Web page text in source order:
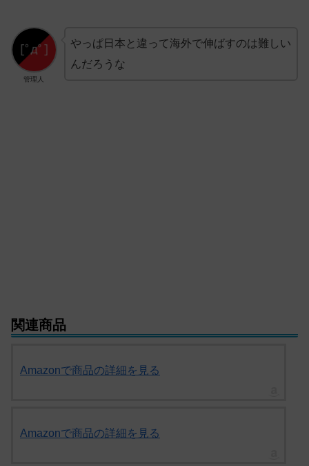
管理人
やっぱ日本と違って海外で伸ばすのは難しい
んだろうな
関連商品
Amazonで商品の詳細を見る
Amazonで商品の詳細を見る